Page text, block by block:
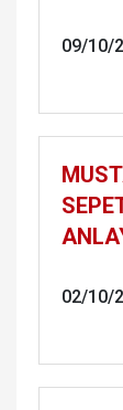
09/10/
02/10/